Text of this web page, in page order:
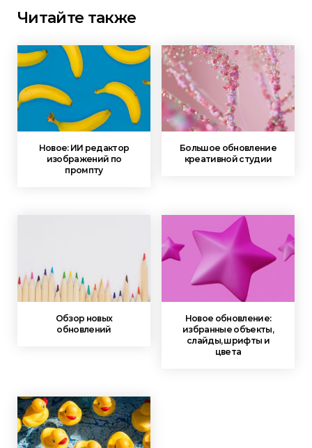
Читайте также
Новое: ИИ редактор
изображений по
промпту
Большое обновление
креативной студии
Обзор новых
обновлений
Новое обновление:
избранные объекты,
слайды, шрифты и
цвета